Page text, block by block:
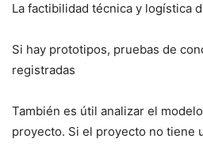
La factibilidad técnica y logística
Si hay prototipos, pruebas de
registradas
También es útil analizar el
proyecto. Si el proyecto no tiene